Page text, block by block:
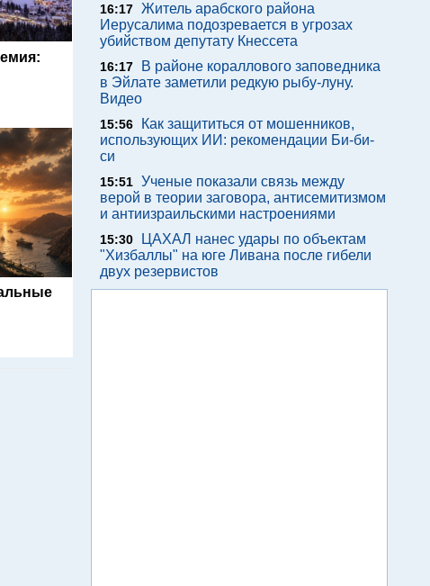
16:17 Житель арабского района
Иерусалима подозревается в угрозах
убийством депутату Кнессета
16:17
В районе кораллового заповедника
в Эйлате заметили редкую рыбу-луну.
Видео
15:56
Как защититься от мошенников,
использующих ИИ: рекомендации Би-би-
си
15:51 Ученые показали связь между
верой в теории заговора, антисемитизмом
и антиизраильскими настроениями
15:30
ЦАХАЛ нанес удары по объектам
"Хизбаллы" на юге Ливана после гибели
двух резервистов